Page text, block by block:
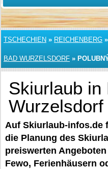
TSCHECHIEN » REICHENBERG »
BAD WURZELSDORF »
Skiurlaub in
Wurzelsdorf
Auf Skiurlaub-infos.de
die Planung des
preiswerten
Fewo, Ferienhäusern